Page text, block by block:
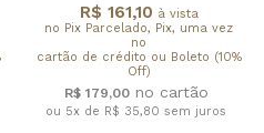
R$ 161,10 à vista
no Pix Parcelado, Pix, uma vez
no
cartão de crédito ou Boleto (10%
Off)
R$ 179,00
ou 5x de R$ 35,80 sem juros